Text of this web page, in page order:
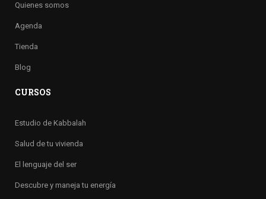
Quienes somos
Agenda
Tienda
Blog
CURSOS
Estudio de Kabbalah
Salud de tu vivienda
El lenguaje del ser
Descubre y maneja tu energía